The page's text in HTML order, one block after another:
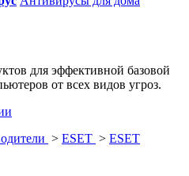
для эффективной базовой
от всех видов угроз.
> ESET > ESET